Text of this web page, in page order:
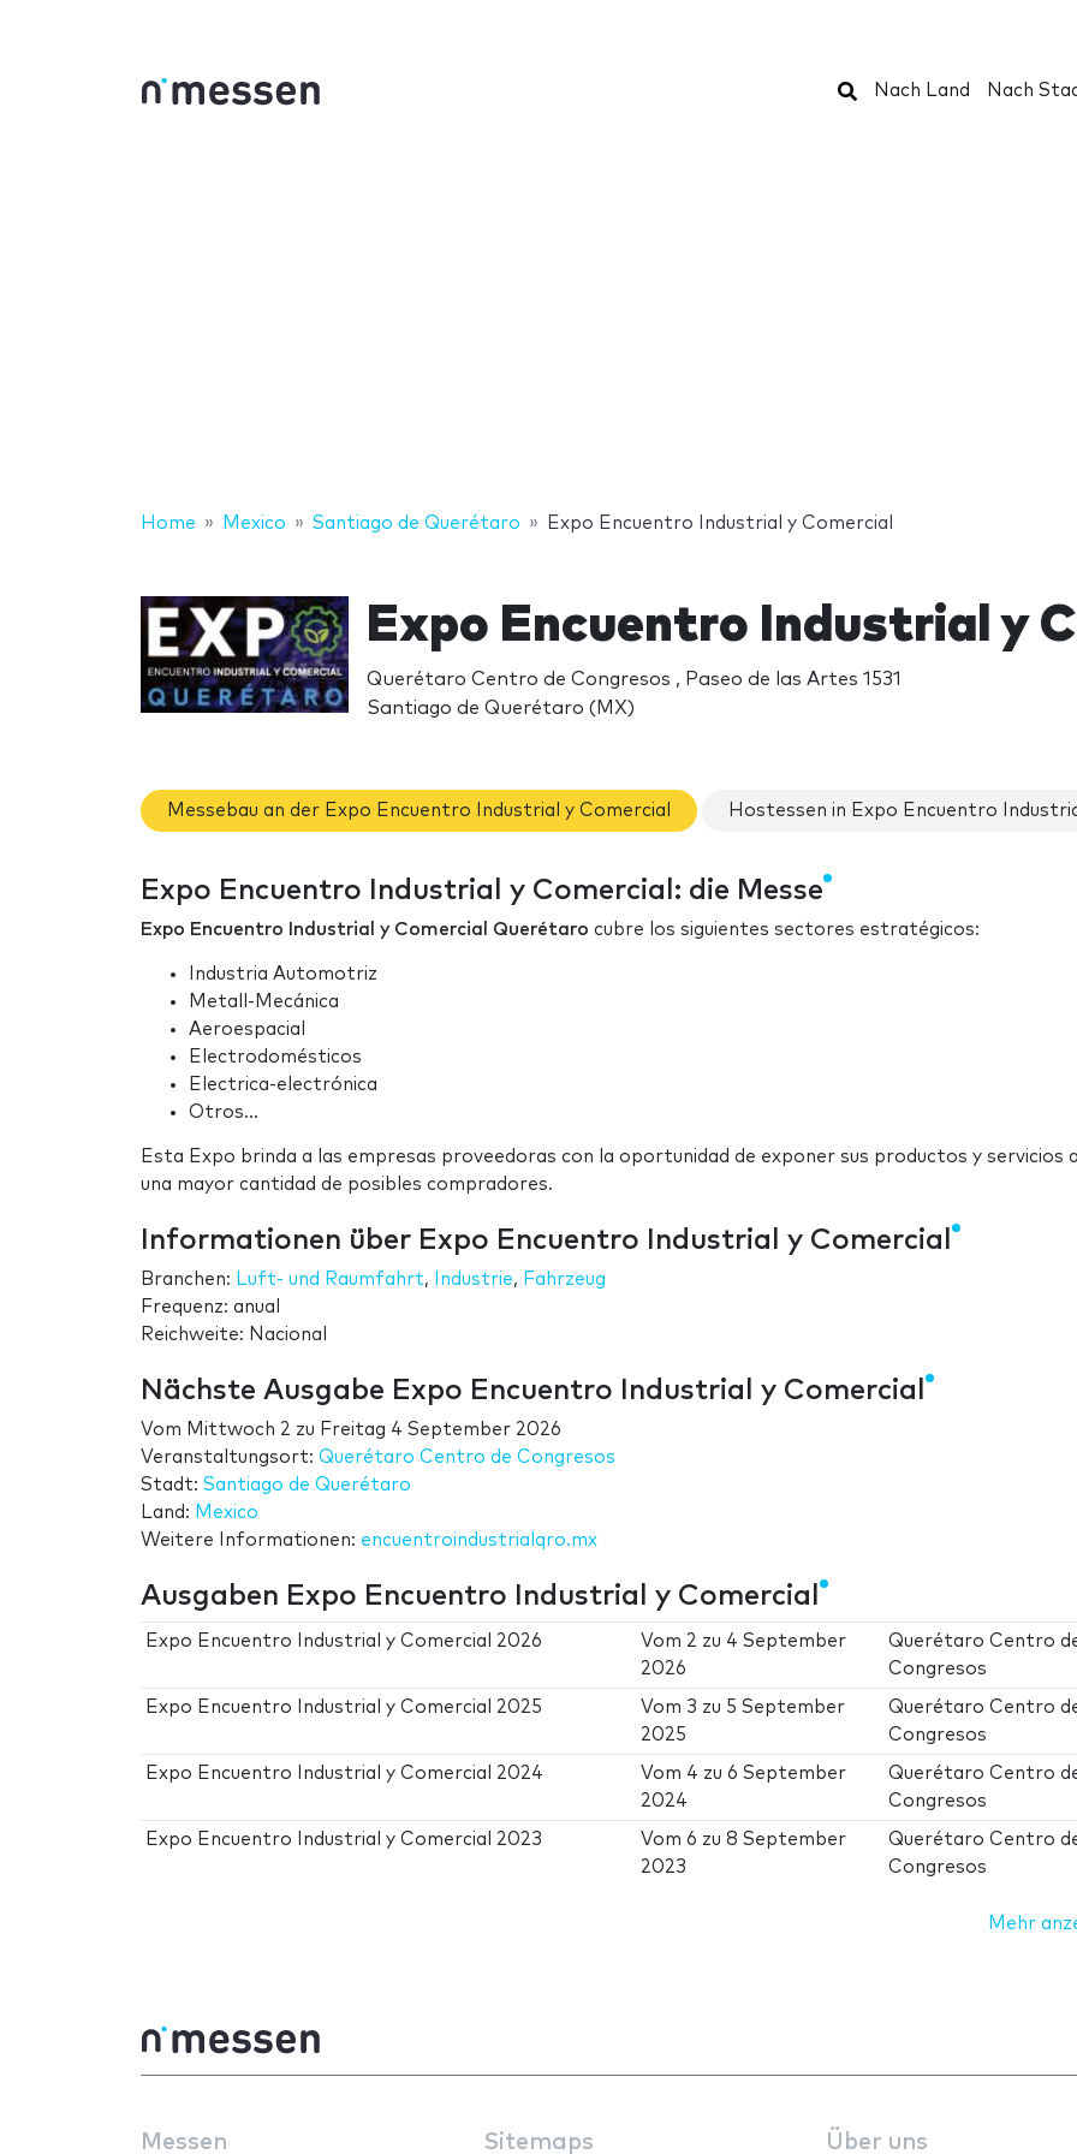
Suchen
Nach Land Nach
Home Mexico Santiago de Querétaro Expo Encuentro Industrial y Comercial
Expo Encuentro Industrial y
Querétaro Centro de Congresos , Paseo de las Artes 1531
Santiago de Querétaro (MX)
Messebau an der Expo Encuentro Industrial y Comercial Hostessen in Expo Encuentro
Expo Encuentro Industrial y Comercial: die Messe
Expo Encuentro Industrial y Comercial Querétaro cubre los siguientes sectores estratégicos:
Industria Automotriz
Metall-Mecánica
Aeroespacial
Electrodomésticos
Electrica-electrónica
Otros...
Esta Expo brinda a las empresas proveedoras con la oportunidad de exponer sus productos y servicios
una mayor cantidad de posibles compradores.
Informationen über Expo Encuentro Industrial y Comercial
Branchen: Luft- und Raumfahrt, Industrie, Fahrzeug
Frequenz: anual
Reichweite: Nacional
Nächste Ausgabe Expo Encuentro Industrial y Comercial
Vom Mittwoch 2 zu Freitag 4 September 2026
Veranstaltungsort: Querétaro Centro de Congresos
Stadt: Santiago de Querétaro
Land: Mexico
Weitere Informationen: encuentroindustrialqro.mx
Ausgaben Expo Encuentro Industrial y Comercial
Expo Encuentro Industrial y Comercial 2026 Vom 2 zu 4 September
2026
Querétaro Centro
Congresos
Expo Encuentro Industrial y Comercial 2025 Vom 3 zu 5 September
2025
Querétaro Centro
Congresos
Expo Encuentro Industrial y Comercial 2024 Vom 4 zu6 September
2024
Querétaro Centro
Congresos
Expo Encuentro Industrial y Comercial 2023 Vom6 zu8 September
2023
Querétaro Centro
Congresos
Mehr
Messen Sitemaps Über uns